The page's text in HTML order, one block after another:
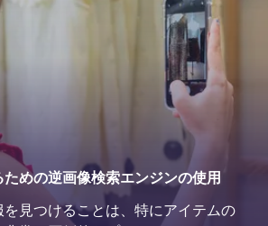
めの逆画像検索エンジンの使用
見つけることは、特にアイテムの